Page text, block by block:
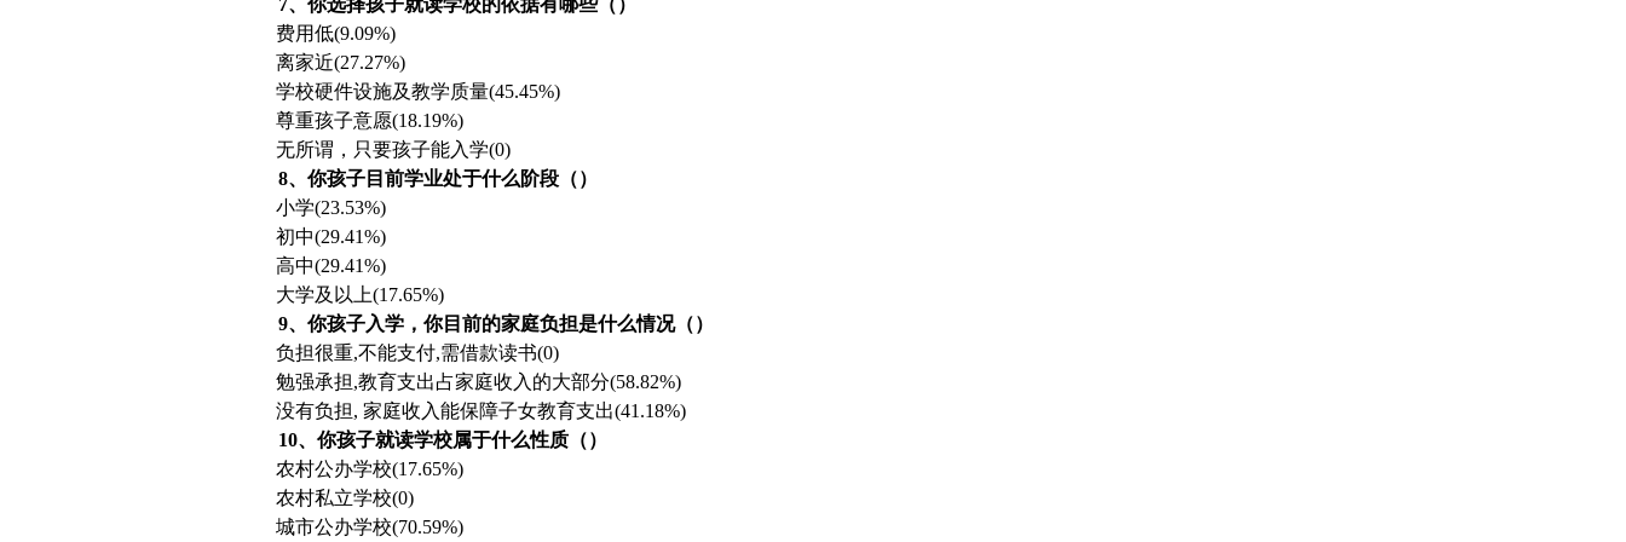
7、你选择孩子就读学校的依据有哪些（）
费用低(9.09%)
离家近(27.27%)
学校硬件设施及教学质量(45.45%)
尊重孩子意愿(18.19%)
无所谓，只要孩子能入学(0)
8、你孩子目前学业处于什么阶段（）
小学(23.53%)
初中(29.41%)
高中(29.41%)
大学及以上(17.65%)
9、你孩子入学，你目前的家庭负担是什么情况（）
负担很重,不能支付,需借款读书(0)
勉强承担,教育支出占家庭收入的大部分(58.82%)
没有负担, 家庭收入能保障子女教育支出(41.18%)
10、你孩子就读学校属于什么性质（）
农村公办学校(17.65%)
农村私立学校(0)
城市公办学校(70.59%)